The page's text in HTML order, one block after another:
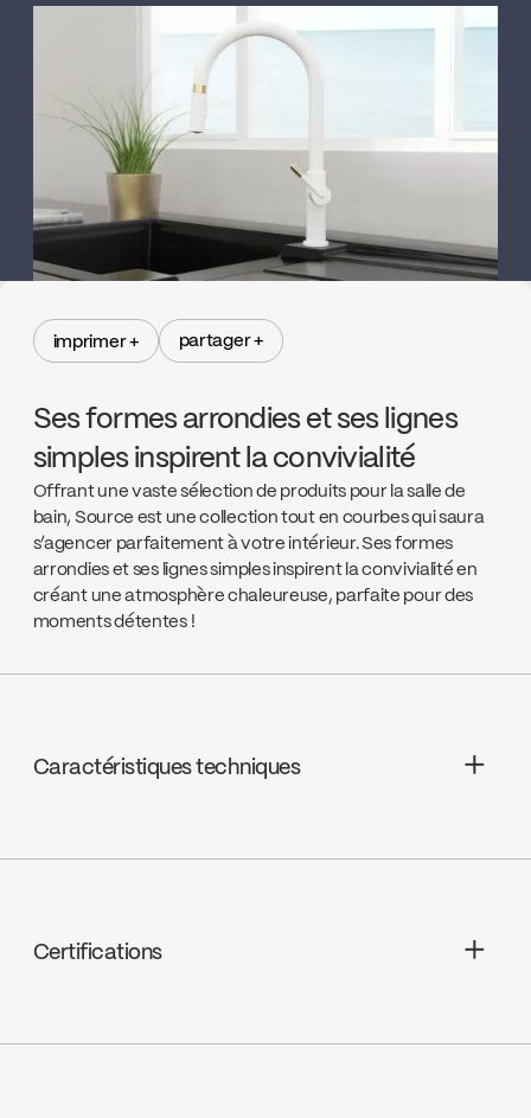
imprimer + partager +
Ses formes arrondies et ses lignes
simples inspirent la convivialité
Offrant une vaste sélection de produits pour la salle de
bain, Source est une collection tout en courbes qui saura
s’agencer parfaitement à votre intérieur. Ses formes
arrondies et ses lignes simples inspirent la convivialité en
créant une atmosphère chaleureuse, parfaite pour des
moments détentes !
Caractéristiques techniques
Thermostatique, FCCART002
Certifications